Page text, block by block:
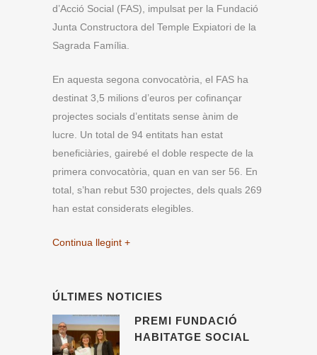
d’Acció Social (FAS), impulsat per la Fundació
Junta Constructora del Temple Expiatori de la
Sagrada Família.
En aquesta segona convocatòria, el FAS ha
destinat 3,5 milions d’euros per cofinançar
projectes socials d’entitats sense ànim de
lucre. Un total de 94 entitats han estat
beneficiàries, gairebé el doble respecte de la
primera convocatòria, quan en van ser 56. En
total, s’han rebut 530 projectes, dels quals 269
han estat considerats elegibles.
Continua llegint +
ÚLTIMES NOTICIES
PREMI FUNDACIÓ
HABITATGE SOCIAL